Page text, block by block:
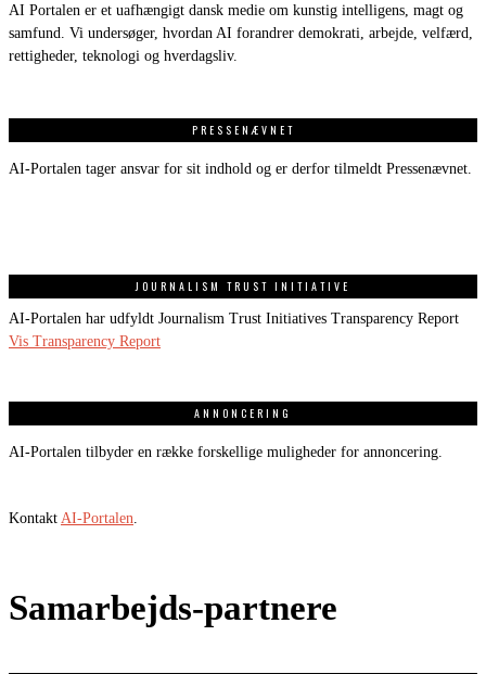
AI Portalen er et uafhængigt dansk medie om kunstig intelligens, magt og
samfund. Vi undersøger, hvordan AI forandrer demokrati, arbejde, velfærd,
rettigheder, teknologi og hverdagsliv.
PRESSENÆVNET
AI-Portalen tager ansvar for sit indhold og er derfor tilmeldt Pressenævnet.
JOURNALISM TRUST INITIATIVE
AI-Portalen har udfyldt Journalism Trust Initiatives Transparency Report
Vis Transparency Report
ANNONCERING
AI-Portalen tilbyder en række forskellige muligheder for annoncering.
Kontakt AI-Portalen
Samarbejds-partnere